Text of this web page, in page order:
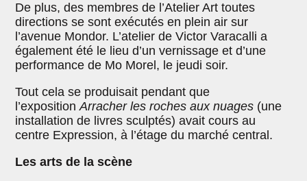
De plus, des membres de l’Atelier Art toutes
directions se sont exécutés en plein air sur
l’avenue Mondor. L’atelier de Victor Varacalli a
également été le lieu d’un vernissage et d’une
performance de Mo Morel, le jeudi soir.
Tout cela se produisait pendant que
l’exposition Arracher les roches aux nuages (une
installation de livres sculptés) avait cours au
centre Expression, à l’étage du marché central.
Les arts de la scène